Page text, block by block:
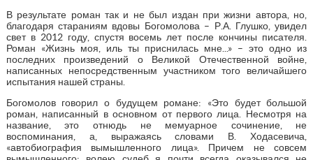
В результате роман так и не был издан при жизни автора, но,
благодаря стараниям вдовы Богомолова – Р.А. Глушко, увидел
свет в 2012 году, спустя восемь лет после кончины писателя.
Роман «Жизнь моя, иль ты приснилась мне...» – это одно из
последних произведений о Великой Отечественной войне,
написанных непосредственным участником того величайшего
испытания нашей страны.
Богомолов говорил о будущем романе: «Это будет большой
роман, написанный в основном от первого лица. Несмотря на
название, это отнюдь не мемуарное сочинение, не
воспоминания, а, выражаясь словами В. Ходасевича,
«автобиография вымышленного лица». Причем не совсем